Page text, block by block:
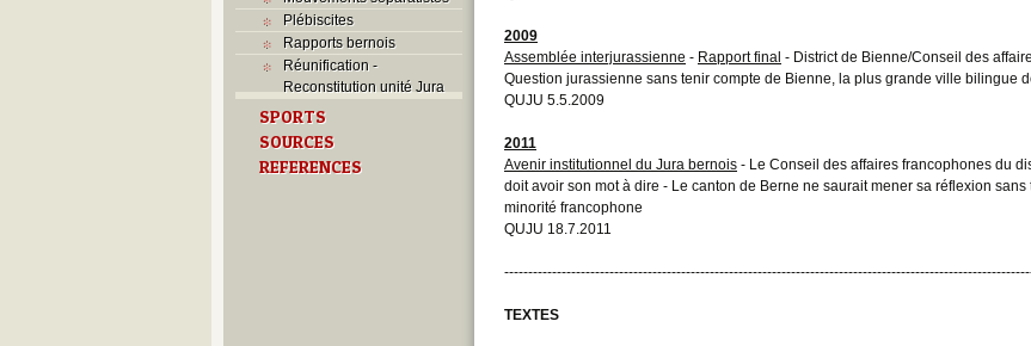
Plébiscites
Rapports bernois
Réunification -
Reconstitution unité Jura
SPORTS
SOURCES
REFERENCES
2009
Assemblée interjurassienne - Rapport final - District de Bienne/Conseil des
Question jurassienne sans tenir compte de Bienne, la plus grande ville bilingue
QUJU 5.5.2009
2011
Avenir institutionnel du Jura bernois - Le Conseil des affaires francophones du
doit avoir son mot à dire - Le canton de Berne ne saurait mener sa réflexion
minorité francophone
QUJU 18.7.2011
TEXTES